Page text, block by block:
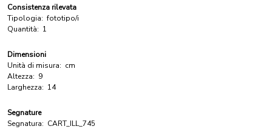
Consistenza rilevata
Tipologia: fototipo/i
Quantità: 1
Dimensioni
Unità di misura: cm
Altezza: 9
Larghezza: 14
Segnature
Segnatura: CART_ILL_745